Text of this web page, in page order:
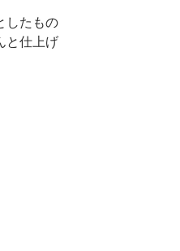
したもの
と仕上げ